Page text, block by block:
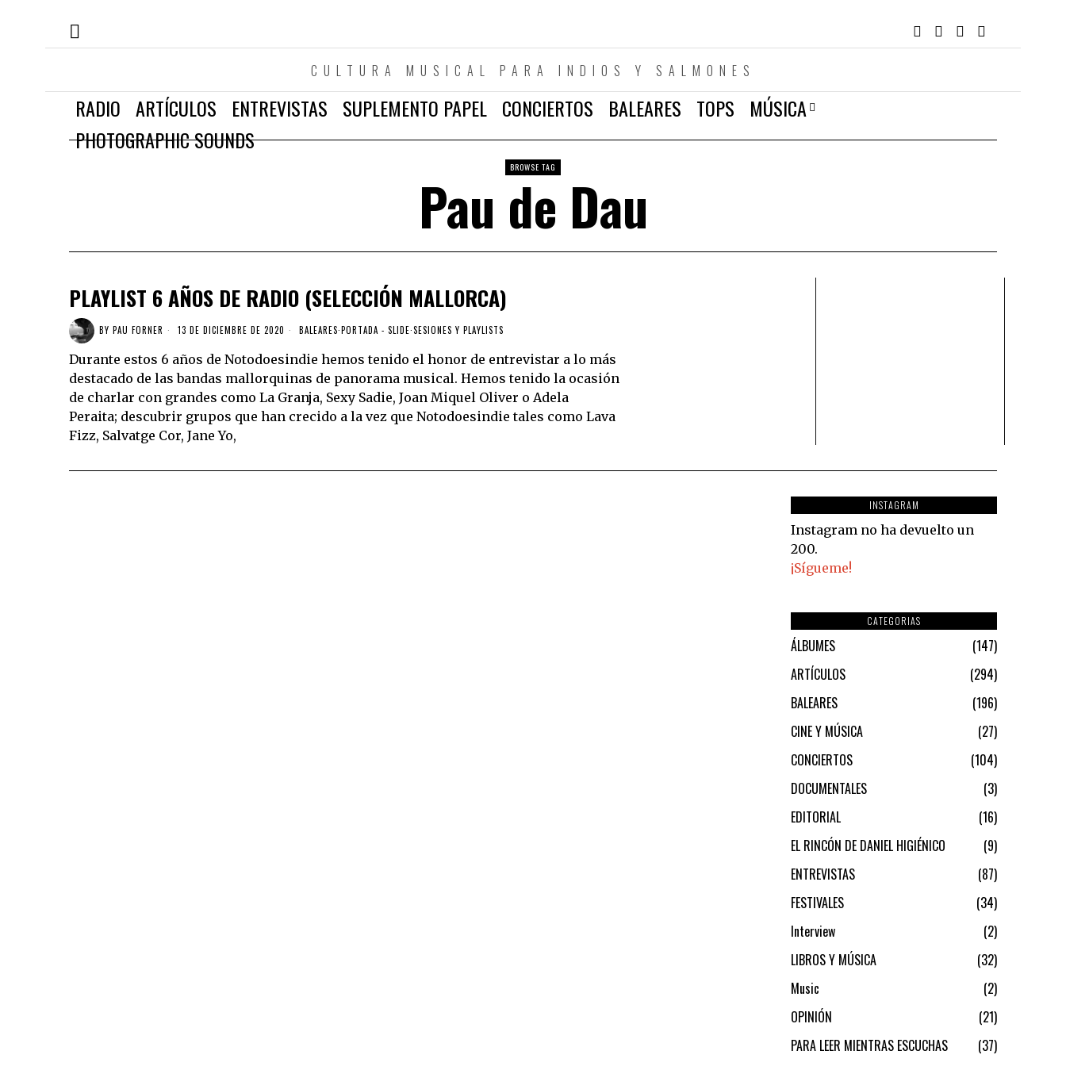
CULTURA MUSICAL PARA INDIOS Y SALMONES
RADIO ARTÍCULOS ENTREVISTAS SUPLEMENTO PAPEL CONCIERTOS BALEARES TOPS
MÚSICA
PHOTOGRAPHIC SOUNDS
BROWSE TAG
Pau de Dau
PLAYLIST 6 AÑOS DE RADIO (SELECCIÓN MALLORCA)
BY PAU FORNER 13 DE DICIEMBRE DE 2020 BALEARES·PORTADA - SLIDE·SESIONES Y PLAYLISTS
Durante estos 6 años de Notodoesindie hemos tenido el honor de entrevistar a lo más
destacado de las bandas mallorquinas de panorama musical. Hemos tenido la ocasión
de charlar con grandes como La Granja, Sexy Sadie, Joan Miquel Oliver o Adela
Peraita; descubrir grupos que han crecido a la vez que Notodoesindie tales como Lava
Fizz, Salvatge Cor, Jane Yo,
INSTAGRAM
Instagram no ha devuelto un
200.
¡Sígueme!
CATEGORIAS
ÁLBUMES
147
ARTÍCULOS
294
BALEARES
196
CINE Y MÚSICA
27
CONCIERTOS
104
DOCUMENTALES
3
EDITORIAL
16
EL RINCÓN DE DANIEL HIGIÉNICO
9
ENTREVISTAS
87
FESTIVALES
34
Interview
2
LIBROS Y MÚSICA
32
Music
2
OPINIÓN
21
PARA LEER MIENTRAS ESCUCHAS
37